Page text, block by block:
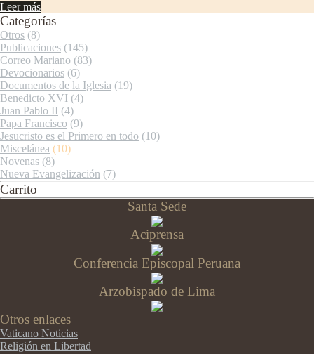
Leer más
Categorías
Otros (8)
Publicaciones (145)
Correo Mariano (83)
Devocionarios (6)
Documentos de la Iglesia (19)
Benedicto XVI (4)
Juan Pablo II (4)
Papa Francisco (9)
Jesucristo es el Primero en todo (10)
Miscelánea (10)
Novenas (8)
Nueva Evangelización (7)
Carrito
Santa Sede
Aciprensa
Conferencia Episcopal Peruana
Arzobispado de Lima
Otros enlaces
Vaticano Noticias
Religión en Libertad